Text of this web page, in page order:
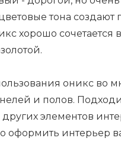
тона
хорошо сочетается
оникс во
и полов.
элементов
оформить интерьер